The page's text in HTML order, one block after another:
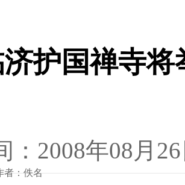
护国禅寺
：2008年08月
者：佚名